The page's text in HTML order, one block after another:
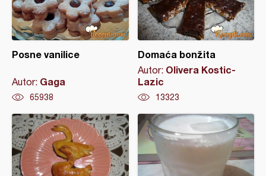
Posne vanilice
Autor: Gaga
65938
Domaća bonžita
Autor: Olivera Kostic-
Lazic
13323